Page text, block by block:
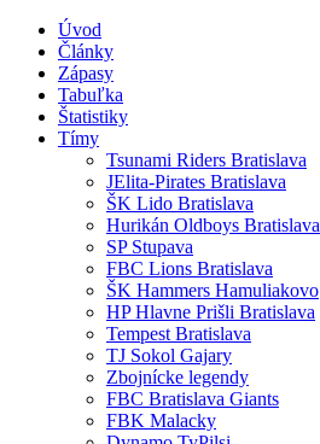
Úvod
Články
Zápasy
Tabuľka
Štatistiky
Tímy
Tsunami Riders Bratislava
JElita-Pirates Bratislava
ŠK Lido Bratislava
Hurikán Oldboys Bratislava
SP Stupava
FBC Lions Bratislava
ŠK Hammers Hamuliakovo
HP Hlavne Prišli Bratislava
Tempest Bratislava
TJ Sokol Gajary
Zbojnícke legendy
FBC Bratislava Giants
FBK Malacky